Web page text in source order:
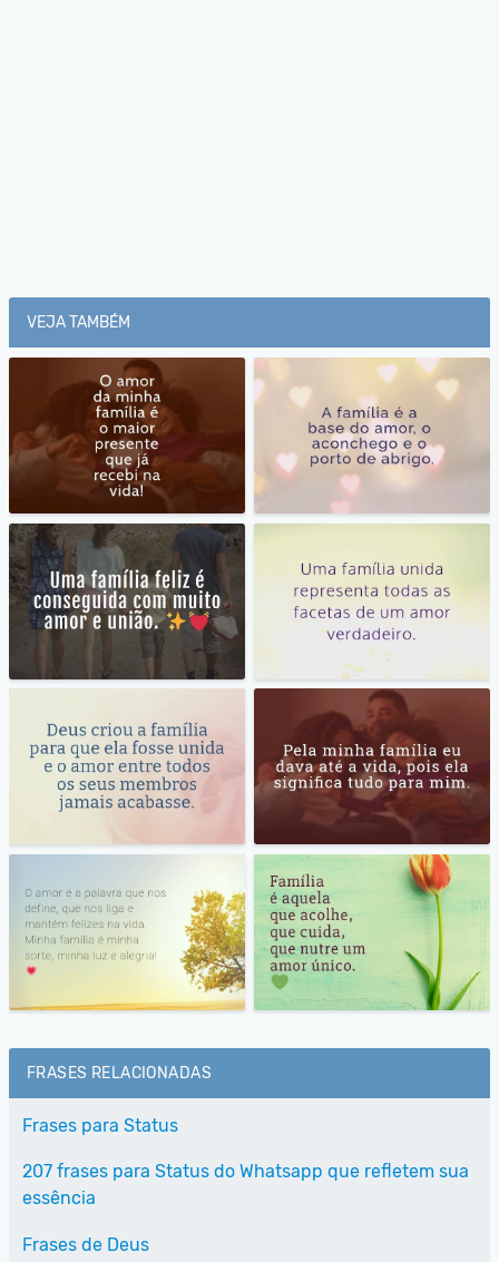
VEJA TAMBÉM
FRASES RELACIONADAS
Frases para Status
207 frases para Status do Whatsapp que refletem sua
essência
Frases de Deus